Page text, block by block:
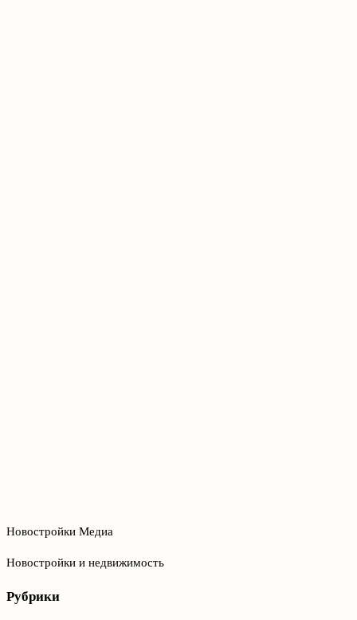
Новостройки Медиа
Новостройки и недвижимость
Рубрики